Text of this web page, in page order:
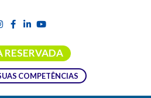
RESERVADA
COMPETÊNCIAS